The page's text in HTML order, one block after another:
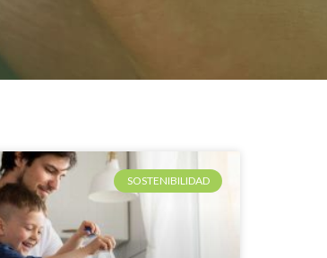
SOSTENIBILIDAD